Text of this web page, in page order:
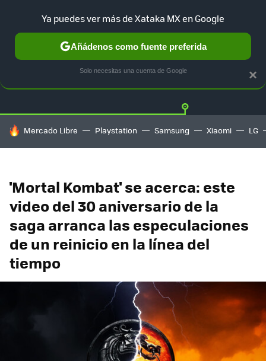
Twitter
HOY SE HABLA DE
Mercado Libre Playstation Samsung Xiaomi LG
'Mortal Kombat' se acerca: este
video del 30 aniversario de la
saga arranca las especulaciones
de un reinicio en la línea del
tiempo
×
Ya puedes ver más de Xataka MX en Google
Añádenos como fuente preferida
Solo necesitas una cuenta de Google